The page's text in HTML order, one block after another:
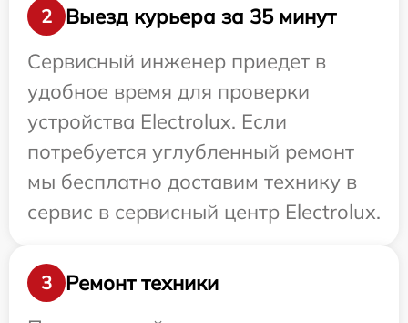
2
Выезд курьера за 35 минут
Сервисный инженер приедет в
удобное время для проверки
устройства Electrolux. Если
потребуется углубленный ремонт
мы бесплатно доставим технику в
сервис в сервисный центр Electrolux.
3
Ремонт техники